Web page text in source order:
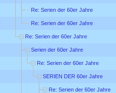
Re: Serien der 60er Jahre
Re: Serien der 60er Jahre
Re: Serien der 60er Jahre
Serien der 60er Jahre
Re: Serien der 60er Jahre
SERIEN DER 60er Jahre
Re: Serien der 60er Jahre